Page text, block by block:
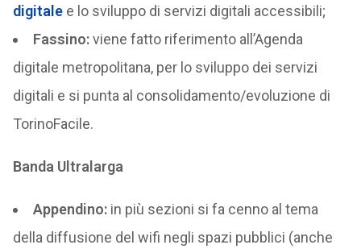
digitalee lo sviluppo di servizi digitali accessibili;
Fassino:viene fatto riferimento all’Agenda
digitale metropolitana, per lo sviluppo dei servizi
digitali e si punta al consolidamento/evoluzione di
TorinoFacile.
Banda Ultralarga
Appendino: in più sezioni si fa cenno al tema
della diffusione del wifi negli spazi pubblici (anche